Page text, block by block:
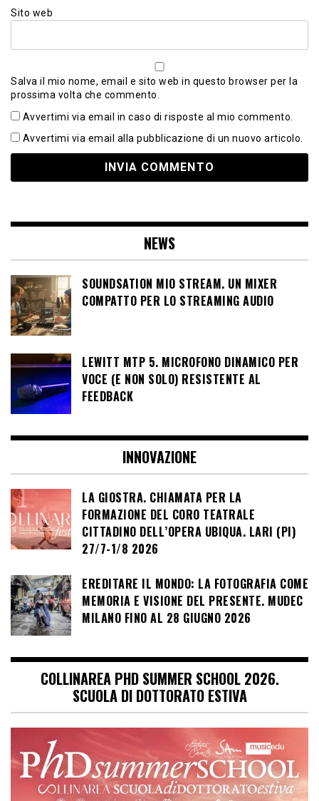
Sito web
Salva il mio nome, email e sito web in questo browser per la
prossima volta che commento.
Avvertimi via email in caso di risposte al mio commento.
Avvertimi via email alla pubblicazione di un nuovo articolo.
NEWS
SOUNDSATION MIO STREAM. UN MIXER
COMPATTO PER LO STREAMING AUDIO
LEWITT MTP 5. MICROFONO DINAMICO PER
VOCE (E NON SOLO) RESISTENTE AL
FEEDBACK
INNOVAZIONE
LA GIOSTRA. CHIAMATA PER LA
FORMAZIONE DEL CORO TEATRALE
CITTADINO DELL’OPERA UBIQUA. LARI (PI)
27/7-1/8 2026
EREDITARE IL MONDO: LA FOTOGRAFIA COME
MEMORIA E VISIONE DEL PRESENTE. MUDEC
MILANO FINO AL 28 GIUGNO 2026
COLLINAREA PHD SUMMER SCHOOL 2026.
SCUOLA DI DOTTORATO ESTIVA